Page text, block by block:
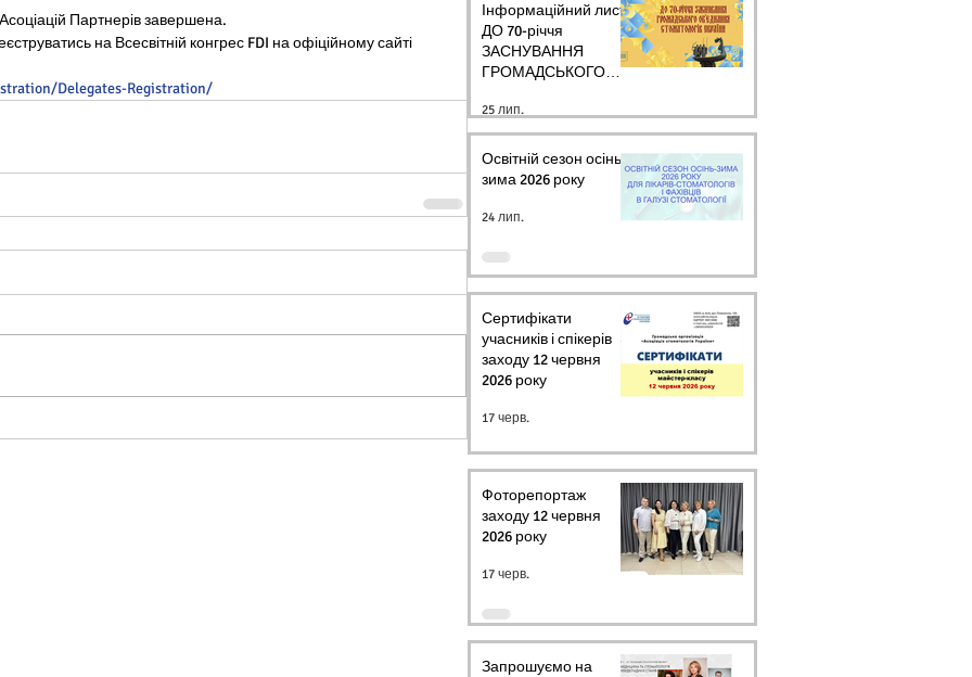
Партнерів завершена.
на Всесвітній конгрес FDI на офіційному сайті
Delegates-Registration/
Інформаційний лист
ДО 70-річчя
ЗАСНУВАННЯ
ГРОМАДСЬКОГО
СТОМАТОЛОГІВ
УКРАЇНИ
25 лип.
Освітній сезон осінь-
зима 2026 року
24 лип.
Сертифікати
учасників і спікерів
заходу 12 червня
2026 року
17 черв.
Фоторепортаж
заходу 12 червня
2026 року
17 черв.
Запрошуємо на